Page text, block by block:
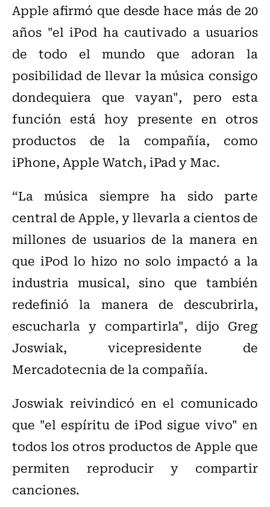
Apple afirmó que desde hace más de 20
años "el iPod ha cautivado a usuarios
de todo el mundo que adoran la
posibilidad de llevar la música consigo
dondequiera que vayan", pero esta
función está hoy presente en otros
productos de la compañía, como
iPhone, Apple Watch, iPad y Mac.
“La música siempre ha sido parte
central de Apple, y llevarla a cientos de
millones de usuarios de la manera en
que iPod lo hizo no solo impactó a la
industria musical, sino que también
redefinió la manera de descubrirla,
escucharla y compartirla", dijo Greg
Joswiak, vicepresidente de
Mercadotecnia de la compañía.
Joswiak reivindicó en el comunicado
que "el espíritu de iPod sigue vivo" en
todos los otros productos de Apple que
permiten reproducir y compartir
canciones.